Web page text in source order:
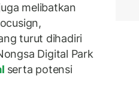
melibatkan
turut dihadiri
Digital Park
serta potensi